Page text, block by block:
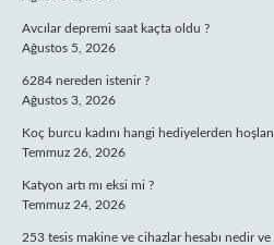
Avcılar depremi saat kaçta oldu ?
Ağustos 5, 2026
6284 nereden istenir ?
Ağustos 3, 2026
Koç burcu kadını hangi hediyelerden
Temmuz 26, 2026
Katyon artı mı eksi mi ?
Temmuz 24, 2026
253 tesis makine ve cihazlar hesabı nedir ve